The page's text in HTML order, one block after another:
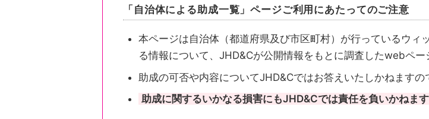
「自治体による助成一覧」ページご利用にあたってのご注意
本ページは自治体（都道府県及び市区町村）が行っているウ
る情報について、JHD&Cが公開情報をもとに調査したwebペー
助成の可否や内容についてJHD&Cではお答えいたしかねます
助成に関するいかなる損害にもJHD&Cでは責任を負いかねま